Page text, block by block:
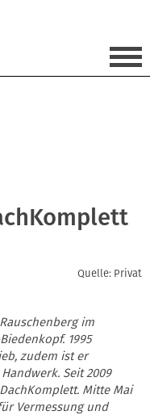
Quelle: Privat
im
1995
zudem ist er
Seit 2009
Mitte Mai
Vermessung und